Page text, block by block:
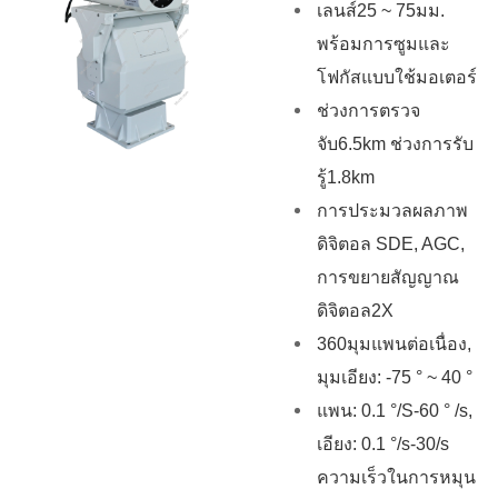
เลนส์25 ~ 75มม.
พร้อมการซูมและ
โฟกัสแบบใช้มอเตอร์
ช่วงการตรวจ
จับ6.5km ช่วงการรับ
รู้1.8km
การประมวลผลภาพ
ดิจิตอล SDE, AGC,
การขยายสัญญาณ
ดิจิตอล2X
360มุมแพนต่อเนื่อง,
มุมเอียง: -75 ° ~ 40 °
แพน: 0.1 °/S-60 ° /s,
เอียง: 0.1 °/s-30/s
ความเร็วในการหมุน